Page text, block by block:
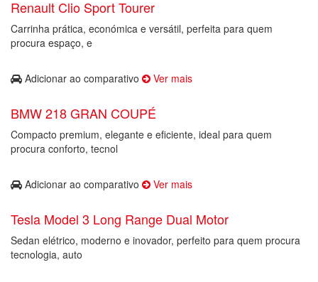
Renault Clio Sport Tourer
Carrinha prática, económica e versátil, perfeita para quem
procura espaço, e
Adicionar ao comparativo Ver mais
BMW 218 GRAN COUPÉ
Compacto premium, elegante e eficiente, ideal para quem
procura conforto, tecnol
Adicionar ao comparativo Ver mais
Tesla Model 3 Long Range Dual Motor
Sedan elétrico, moderno e inovador, perfeito para quem procura
tecnologia, auto